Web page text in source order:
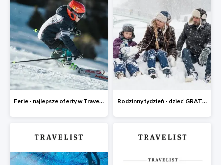
Ferie - najlepsze oferty w Travelist Rodzinny tydzień - dzieci GRATIS